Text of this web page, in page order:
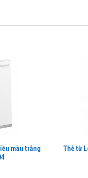
màu trắng
Thẻ từ